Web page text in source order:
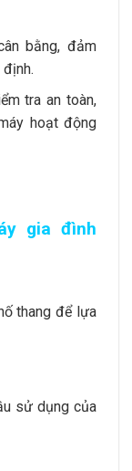
bằng, đảm
tra an toàn,
hoạt động
gia đình
thang để lựa
sử dụng của